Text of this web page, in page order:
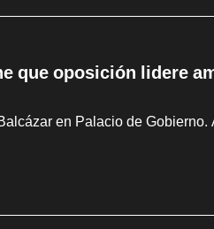
que oposición lidere
en Palacio de